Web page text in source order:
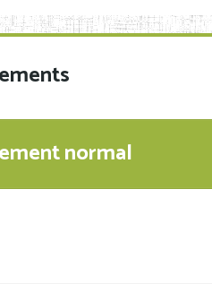
Inspection
Organigramme
normal